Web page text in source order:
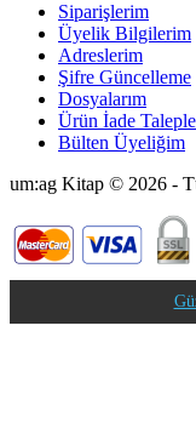
Siparişlerim
Üyelik Bilgilerim
Adreslerim
Şifre Güncelleme
Dosyalarım
Ürün İade
Bülten Üyeliğim
um:ag Kitap © 2026 -